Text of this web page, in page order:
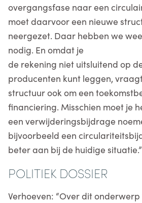
overgangsfase naar een
moet daarvoor een nieuwe
neergezet. Daar hebben we
nodig. En omdat je
de rekening niet uitsluitend op
producenten kunt leggen,
structuur ook om een
financiering. Misschien moet je
een verwijderingsbijdrage
bijvoorbeeld een
beter aan bij de huidige situatie.”
POLITIEK DOSSIER
Verhoeven: “Over dit